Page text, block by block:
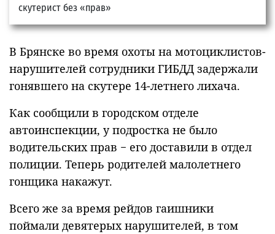
В Брянске во время охоты на мотоциклистов-
нарушителей сотрудники ГИБДД задержали
гонявшего на скутере 14-летнего лихача.
Как сообщили в городском отделе
автоинспекции, у подростка не было
водительских прав − его доставили в отдел
полиции. Теперь родителей малолетнего
гонщика накажут.
Всего же за время рейдов гаишники
поймали девятерых нарушителей, в том